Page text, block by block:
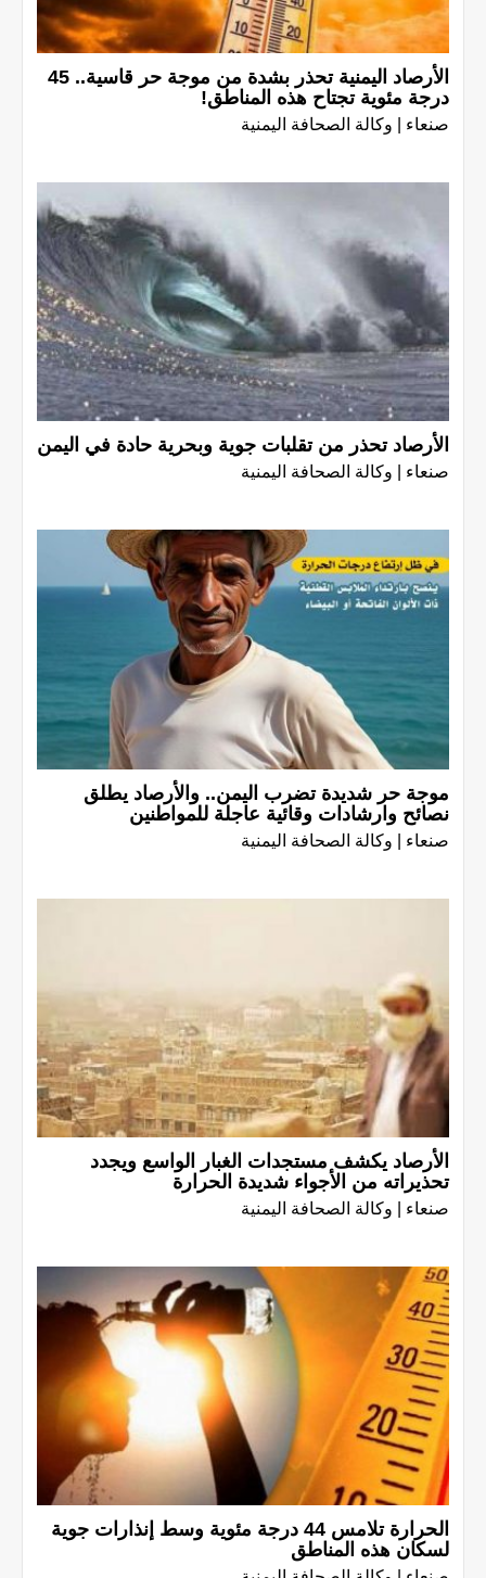
الأرصاد اليمنية تحذر بشدة من موجة حر قاسية.. 45
درجة مئوية تجتاح هذه المناطق!
صنعاء | وكالة الصحافة اليمنية
الأرصاد تحذر من تقلبات جوية وبحرية حادة في اليمن
صنعاء | وكالة الصحافة اليمنية
موجة حر شديدة تضرب اليمن.. والأرصاد يطلق
نصائح وارشادات وقائية عاجلة للمواطنين
صنعاء | وكالة الصحافة اليمنية
الأرصاد يكشف مستجدات الغبار الواسع ويجدد
تحذيراته من الأجواء شديدة الحرارة
صنعاء | وكالة الصحافة اليمنية
الحرارة تلامس 44 درجة مئوية وسط إنذارات جوية
لسكان هذه المناطق